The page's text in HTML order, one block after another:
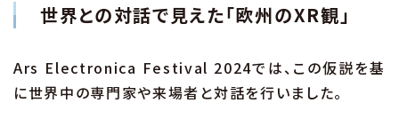
世界との対話で見えた「欧州のXR観」
Ars Electronica Festival 2024では、この仮説を基
に世界中の専門家や来場者と対話を行いました。